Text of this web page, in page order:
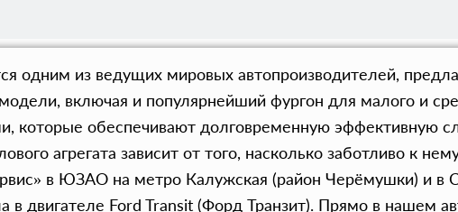
одним из ведущих мировых автопроизводителей,
включая и популярнейший фургон для малого и
обеспечивают долговременную эффективную
агрегата зависит от того, насколько заботливо к
в ЮЗАО на метро Калужская (район Черёмушки) и в
в двигателе Ford Transit (Форд Транзит). Прямо в нашем